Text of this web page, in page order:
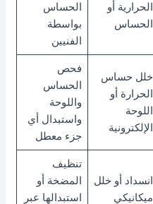
الحرارية أو
الحساس
الحساس
بواسطة
الفنيين
خلل حساس
الحرارة أو
اللوحة
الإلكترونية
فحص
الحساس
واللوحة
واستبدال أي
جزء معطل
انسداد أو خلل
ميكانيكي
تنظيف
المضخة أو
استبدالها عبر